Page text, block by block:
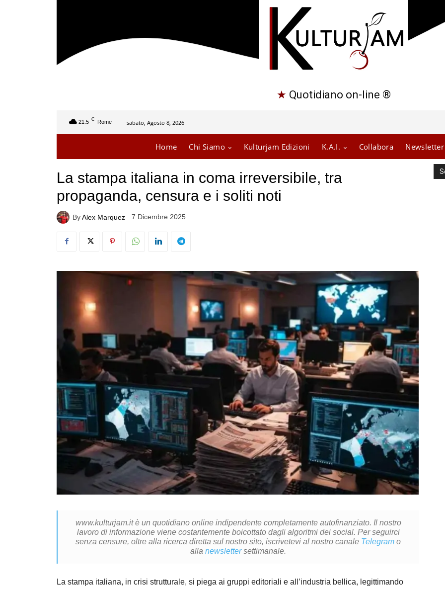
★ Quotidiano on-line ®
21.5 C Rome sabato, Agosto 8, 2026
Home Chi Siamo Kulturjam Edizioni K.A.I. Collabora Newsletter
La stampa italiana in coma irreversibile, tra
propaganda, censura e i soliti noti
ByAlex Marquez 7 Dicembre 2025
www.kulturjam.it è un quotidiano online indipendente completamente autofinanziato. Il nostro
lavoro di informazione viene costantemente boicottato dagli algoritmi dei social. Per seguirci
senza censure, oltre alla ricerca diretta sul nostro sito, iscrivetevi al nostro canale Telegram o
allanewslettersettimanale.
La stampa italiana, in crisi strutturale, si piega ai gruppi editoriali e all’industria bellica, legittimando